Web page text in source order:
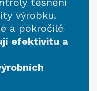
výrobku.
a pokročilé
efektivitu a